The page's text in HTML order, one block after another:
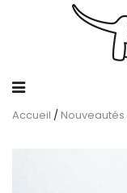
Accueil / Nouveautés